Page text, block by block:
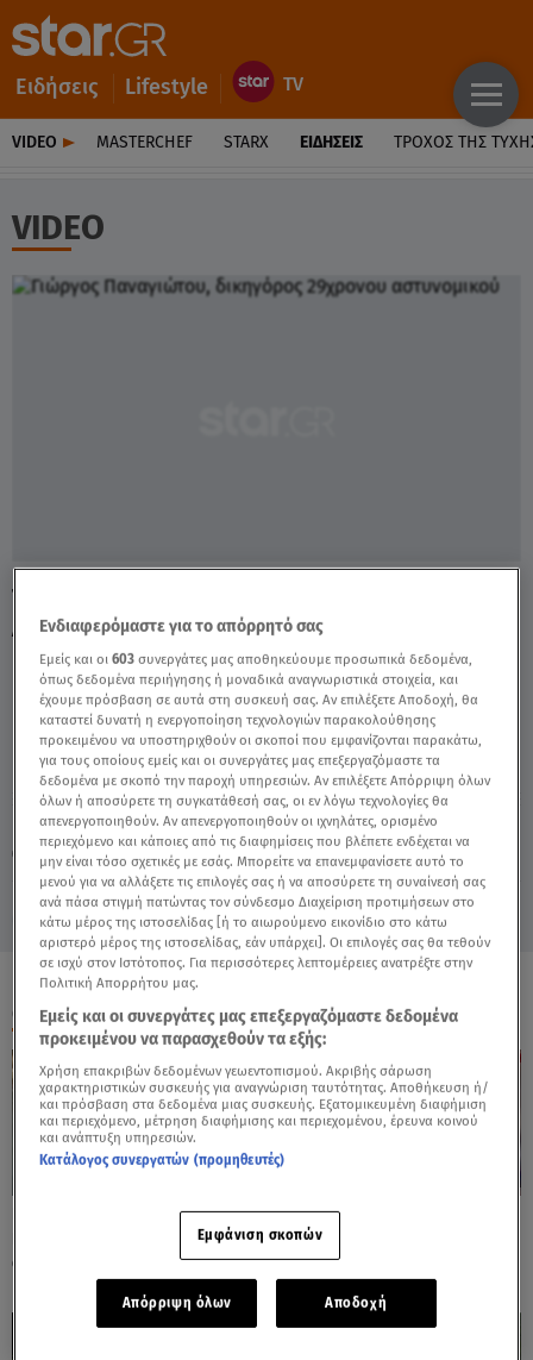
Ειδήσεις Lifestyle
VIDEO MASTERCHEF STARX ΕΙΔΉΣΕΙΣ ΤΡΟΧΌΣ ΤΗΣ
VIDEO
Παρασκευή 7 Αυγούστου 2026
15.11.21, 16:55
Τρίκαλα: Τι Λέει Ο δικηγόρος Του
Αστυνομικού - Video
ΟΛΑ ΤΑ ΒΙΝΤΕΟ
Πόρτο Ράφτη: Bίντεο
Θανατηφόρο Τροχαίο
Πάρος: Τα Διάσπαρτα Φυτίλια
Στο Νησί - Αυτοσχέδιες
Χωματερές
Ενδιαφερόμαστε για το απόρρητό σας
Εμείς και οι603 συνεργάτες μας αποθηκεύουμε προσωπικά δεδομένα,
όπως δεδομένα περιήγησης ή μοναδικά αναγνωριστικά στοιχεία, και
έχουμε πρόσβαση σε αυτά στη συσκευή σας. Αν επιλέξετε Αποδοχή, θα
καταστεί δυνατή η ενεργοποίηση τεχνολογιών παρακολούθησης
προκειμένου να υποστηριχθούν οι σκοποί που εμφανίζονται παρακάτω,
για τους οποίους εμείς και οι συνεργάτες μας επεξεργαζόμαστε τα
δεδομένα με σκοπό την παροχή υπηρεσιών. Αν επιλέξετε Απόρριψη όλων
όλων ή αποσύρετε τη συγκατάθεσή σας, οι εν λόγω τεχνολογίες θα
απενεργοποιηθούν. Αν απενεργοποιηθούν οι ιχνηλάτες, ορισμένο
περιεχόμενο και κάποιες από τις διαφημίσεις που βλέπετε ενδέχεται να
μην είναι τόσο σχετικές με εσάς. Μπορείτε να επανεμφανίσετε αυτό το
μενού για να αλλάξετε τις επιλογές σας ή να αποσύρετε τη συναίνεσή σας
ανά πάσα στιγμή πατώντας τον σύνδεσμο Διαχείριση προτιμήσεων στο
κάτω μέρος της ιστοσελίδας [ή το αιωρούμενο εικονίδιο στο κάτω
αριστερό μέρος της ιστοσελίδας, εάν υπάρχει]. Οι επιλογές σας θα τεθούν
σε ισχύ στον Ιστότοπος. Για περισσότερες λεπτομέρειες ανατρέξτε στην
Πολιτική Απορρήτου μας.
Εμείς και οι συνεργάτες μας επεξεργαζόμαστε δεδομένα
προκειμένου να παρασχεθούν τα εξής:
Χρήση επακριβών δεδομένων γεωεντοπισμού. Ακριβής σάρωση
χαρακτηριστικών συσκευής για αναγνώριση ταυτότητας. Αποθήκευση ή/
και πρόσβαση στα δεδομένα μιας συσκευής. Εξατομικευμένη διαφήμιση
και περιεχόμενο, μέτρηση διαφήμισης και περιεχομένου, έρευνα κοινού
και ανάπτυξη υπηρεσιών.
Κατάλογος συνεργατών (προμηθευτές)
Εμφάνιση σκοπών
Απόρριψη όλων Αποδοχή